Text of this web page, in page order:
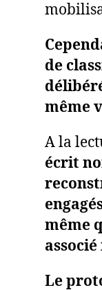
de
même
A la
écrit
même
Le